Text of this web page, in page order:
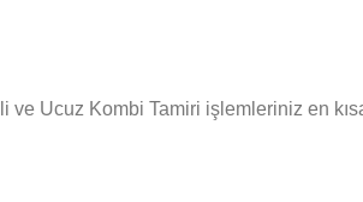
Ucuz Kombi Tamiri işlemleriniz en